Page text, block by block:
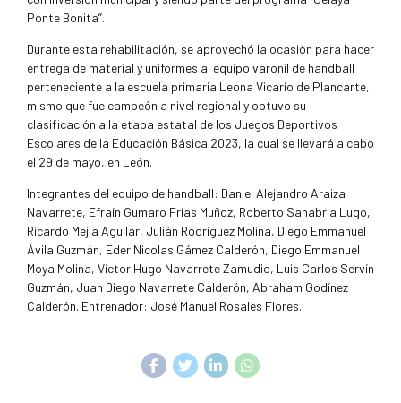
Ponte Bonita”.
Durante esta rehabilitación, se aprovechó la ocasión para hacer
entrega de material y uniformes al equipo varonil de handball
perteneciente a la escuela primaria Leona Vicario de Plancarte,
mismo que fue campeón a nivel regional y obtuvo su
clasificación a la etapa estatal de los Juegos Deportivos
Escolares de la Educación Básica 2023, la cual se llevará a cabo
el 29 de mayo, en León.
Integrantes del equipo de handball: Daniel Alejandro Araiza
Navarrete, Efraín Gumaro Frías Muñoz, Roberto Sanabria Lugo,
Ricardo Mejía Aguilar, Julián Rodríguez Molina, Diego Emmanuel
Ávila Guzmán, Eder Nicolas Gámez Calderón, Diego Emmanuel
Moya Molina, Víctor Hugo Navarrete Zamudio, Luis Carlos Servín
Guzmán, Juan Diego Navarrete Calderón, Abraham Godínez
Calderón. Entrenador: José Manuel Rosales Flores.